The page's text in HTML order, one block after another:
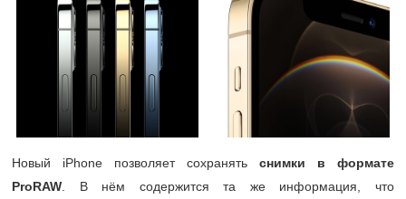
Новый iPhone позволяет сохранять снимки в формате
ProRAW . В нём содержится та же информация, что